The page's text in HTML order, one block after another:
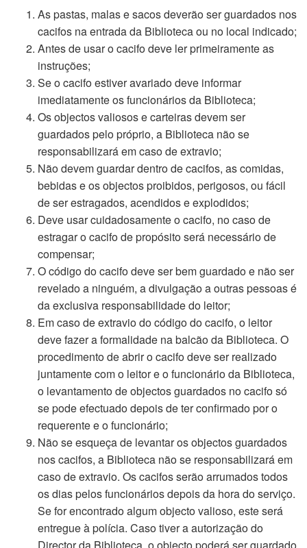
As pastas, malas e sacos deverão ser guardados nos
cacifos na entrada da Biblioteca ou no local indicado;
Antes de usar o cacifo deve ler primeiramente as
instruções;
Se o cacifo estiver avariado deve informar
imediatamente os funcionários da Biblioteca;
Os objectos valiosos e carteiras devem ser
guardados pelo próprio, a Biblioteca não se
responsabilizará em caso de extravio;
Não devem guardar dentro de cacifos, as comidas,
bebidas e os objectos proibidos, perigosos, ou fácil
de ser estragados, acendidos e explodidos;
Deve usar cuidadosamente o cacifo, no caso de
estragar o cacifo de propósito será necessário de
compensar;
O código do cacifo deve ser bem guardado e não ser
revelado a ninguém, a divulgação a outras pessoas é
da exclusiva responsabilidade do leitor;
Em caso de extravio do código do cacifo, o leitor
deve fazer a formalidade na balcão da Biblioteca. O
procedimento de abrir o cacifo deve ser realizado
juntamente com o leitor e o funcionário da Biblioteca,
o levantamento de objectos guardados no cacifo só
se pode efectuado depois de ter confirmado por o
requerente e o funcionário;
Não se esqueça de levantar os objectos guardados
nos cacifos, a Biblioteca não se responsabilizará em
caso de extravio. Os cacifos serão arrumados todos
os dias pelos funcionários depois da hora do serviço.
Se for encontrado algum objecto valioso, este será
entregue à polícia. Caso tiver a autorização do